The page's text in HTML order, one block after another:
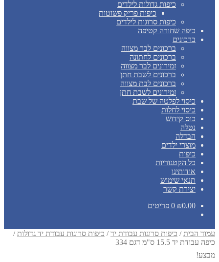
כיפות גדולות לילדים
כיפות פריק פשוטות
כיפות סרוגות לילדים
כיפה שחורה קטיפה
ברכונים
ברכונים לבר מצווה
ברכונים לחתונה
זמירונים לבר מצווה
ברכונים לשבת חתן
ברכונים לבת מצווה
זמירונים לשבת חתן
כיסוי לפלטה של שבת
כיסוי לחלות
כוס קידוש
נטלה
הבדלה
מוצרי ילדים
כיפות
כל הקטגוריות
אודותינו
תנאי שימוש
יצירת קשר
₪0.00 0 פריטים
עמוד הבית / כיפות סרוגות עבודת יד/ כיפות סרוגות עבודת יד גדולות /
כיפה עבודת יד 15.5 ס"מ דגם 334
מבצע!